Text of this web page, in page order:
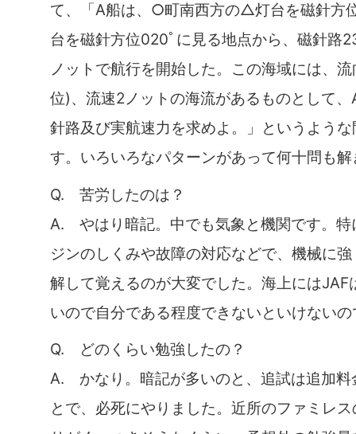
て、「A船は、○町南西方の△灯台を磁針方
台を磁針方位020ﾟに見る地点から、磁針路
ノットで航行を開始した。この海域には、
位)、流速2ノットの海流があるものとして
針路及び実航速力を求めよ。」というよう
す。いろいろなパターンがあって何十問も
Q. 苦労したのは？
A. やはり暗記。中でも気象と機関です。特
ジンのしくみや故障の対応などで、機械に
解して覚えるのが大変でした。海上にはJAF
いので自分である程度できないといけない
Q. どのくらい勉強したの？
A. かなり。暗記が多いのと、追試は追加料
とで、必死にやりました。近所のファミレ